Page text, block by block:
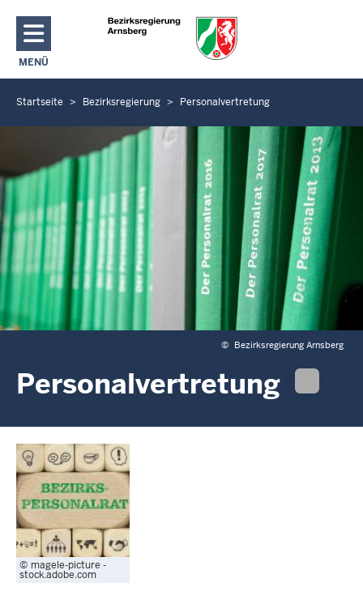
Direkt zum Inhalt
MENÜ
NAVIGATION AKTIVIEREN/DEAKTIVIEREN: HAUPTMENÜ
S
i
e
i
s
h
i
e
r
Startseite Bezirksregierung Personalvertretung
© Bezirksregierung Arnsberg
Personalvertretung
magele-picture -
stock.adobe.com